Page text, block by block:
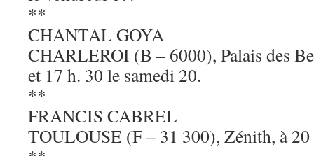
**
CHANTAL GOYA
CHARLEROI (B – 6000), Palais des
et 17 h. 30 le samedi 20.
**
FRANCIS CABREL
TOULOUSE (F – 31 300), Zénith, à 20